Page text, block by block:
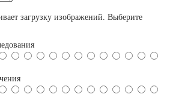
загрузку изображений. Выберите